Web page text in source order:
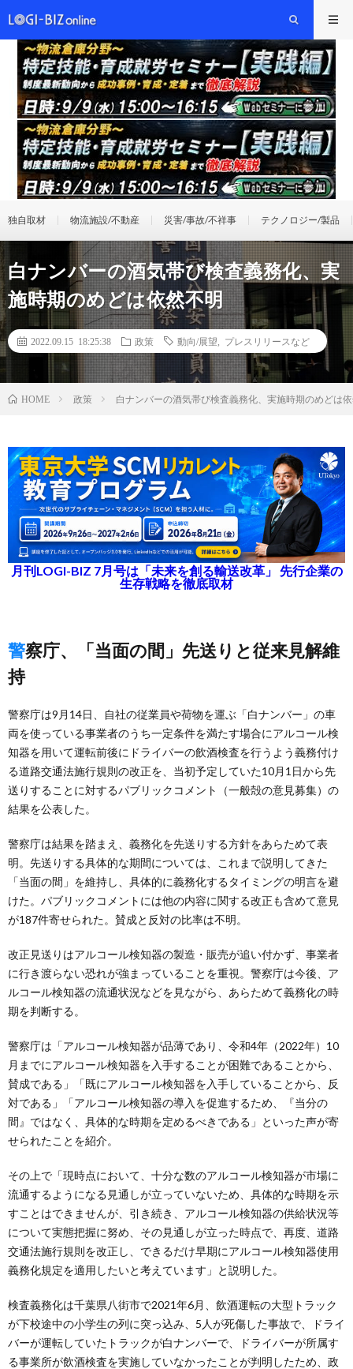
独自取材 物流施設/不動産 災害/事故/不祥事 テクノロジー/製品
白ナンバーの酒気帯び検査義務化、実
施時期のめどは依然不明
2022.09.15 18:25:38 政策 動向/展望 プレスリリースなど
HOME 政策 白ナンバーの酒気帯び検査義務化、実施時期のめどは
月刊LOGI-BIZ 7月号は「未来を創る輸送改革」 先行企業の
生存戦略を徹底取材
警察庁、「当面の間」先送りと従来見解維
持
警察庁は9月14日、自社の従業員や荷物を運ぶ「白ナンバー」の車
両を使っている事業者のうち一定条件を満たす場合にアルコール検
知器を用いて運転前後にドライバーの飲酒検査を行うよう義務付け
る道路交通法施行規則の改正を、当初予定していた10月1日から先
送りすることに対するパブリックコメント（一般殻の意見募集）の
結果を公表した。
警察庁は結果を踏まえ、義務化を先送りする方針をあらためて表
明。先送りする具体的な期間については、これまで説明してきた
「当面の間」を維持し、具体的に義務化するタイミングの明言を避
けた。パブリックコメントには他の内容に関する改正も含めて意見
が187件寄せられた。賛成と反対の比率は不明。
改正見送りはアルコール検知器の製造・販売が追い付かず、事業者
に行き渡らない恐れが強まっていることを重視。警察庁は今後、ア
ルコール検知器の流通状況などを見ながら、あらためて義務化の時
期を判断する。
警察庁は「アルコール検知器が品薄であり、令和4年（2022年）10
月までにアルコール検知器を入手することが困難であることから、
賛成である」「既にアルコール検知器を入手していることから、反
対である」「アルコール検知器の導入を促進するため、『当分の
間』ではなく、具体的な時期を定めるべきである」といった声が寄
せられたことを紹介。
その上で「現時点において、十分な数のアルコール検知器が市場に
流通するようになる見通しが立っていないため、具体的な時期を示
すことはできませんが、引き続き、アルコール検知器の供給状況等
について実態把握に努め、その見通しが立った時点で、再度、道路
交通法施行規則を改正し、できるだけ早期にアルコール検知器使用
義務化規定を適用したいと考えています」と説明した。
検査義務化は千葉県八街市で2021年6月、飲酒運転の大型トラック
が下校途中の小学生の列に突っ込み、5人が死傷した事故で、ドライ
バーが運転していたトラックが白ナンバーで、ドライバーが所属す
る事業所が飲酒検査を実施していなかったことが判明したため、政